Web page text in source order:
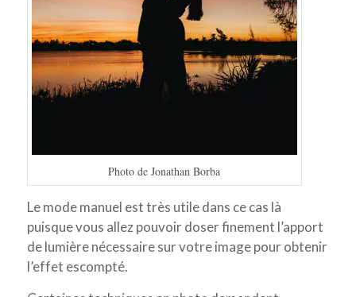
Photo de Jonathan Borba
Le mode manuel est très utile dans ce cas là
puisque vous allez pouvoir doser finement l’apport
de lumière nécessaire sur votre image pour obtenir
l’effet escompté.